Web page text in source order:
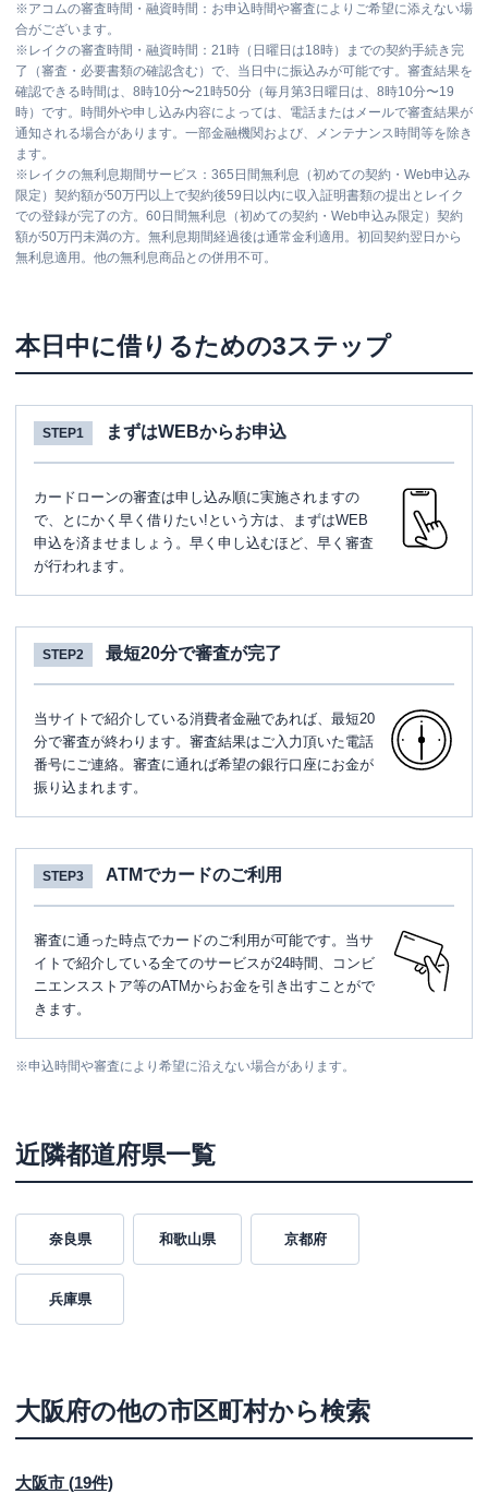
※アコムの審査時間・融資時間：お申込時間や審査によりご希望に添えない場
合がございます。
※ レイクの審査時間・融資時間：21時（日曜日は18時）までの契約手続き完
了（審査・必要書類の確認含む）で、当日中に振込みが可能です。審査結果を
確認できる時間は、8時10分〜21時50分（毎月第3日曜日は、8時10分〜19
時）です。時間外や申し込み内容によっては、電話またはメールで審査結果が
通知される場合があります。一部金融機関および、メンテナンス時間等を除き
ます。
※ レイクの無利息期間サービス：365日間無利息（初めての契約・Web申込み
限定）契約額が50万円以上で契約後59日以内に収入証明書類の提出とレイク
での登録が完了の方。60日間無利息（初めての契約・Web申込み限定）契約
額が50万円未満の方。無利息期間経過後は通常金利適用。初回契約翌日から
無利息適用。他の無利息商品との併用不可。
本日中に借りるための3ステップ
STEP1 まずはWEBからお申込
カードローンの審査は申し込み順に実施されますの
で、とにかく早く借りたい!という方は、まずはWEB
申込を済ませましょう。早く申し込むほど、早く審査
が行われます。
STEP2 最短20分で審査が完了
当サイトで紹介している消費者金融であれば、最短20
分で審査が終わります。審査結果はご入力頂いた電話
番号にご連絡。審査に通れば希望の銀行口座にお金が
振り込まれます。
STEP3 ATMでカードのご利用
審査に通った時点でカードのご利用が可能です。当サ
イトで紹介している全てのサービスが24時間、コンビ
ニエンスストア等のATMからお金を引き出すことがで
きます。
※申込時間や審査により希望に沿えない場合があります。
近隣都道府県一覧
奈良県 和歌山県 京都府
兵庫県
大阪府の他の市区町村から検索
大阪市 (19件)